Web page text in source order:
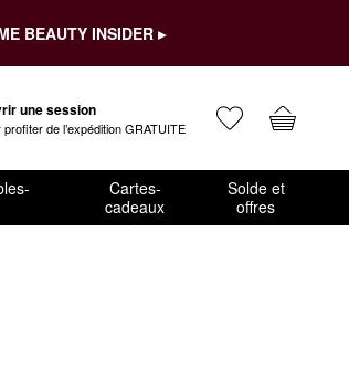
BEAUTY INSIDER ▸
une session
profiter de l’expédition GRATUITE
Cartes-
cadeaux
Solde et
offres